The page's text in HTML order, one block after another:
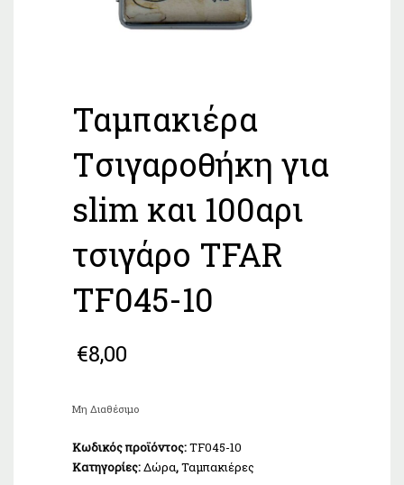
Ταμπακιέρα
Tσιγαροθήκη για
slim και 100αρι
τσιγάρο TFAR
TF045-10
€8,00
Μη Διαθέσιμο
Κωδικός προϊόντος:TF045-10
Κατηγορίες:Δώρα,Ταμπακιέρες